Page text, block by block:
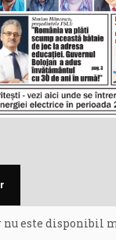
nu este disponibil